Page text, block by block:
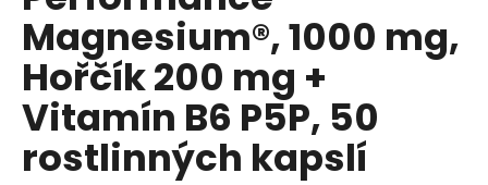
0,0
5
hvězdiček.
Magnesium®, 1000 mg,
Hořčík 200 mg +
Vitamín B6 P5P, 50
rostlinných kapslí
a
j
í
t
?